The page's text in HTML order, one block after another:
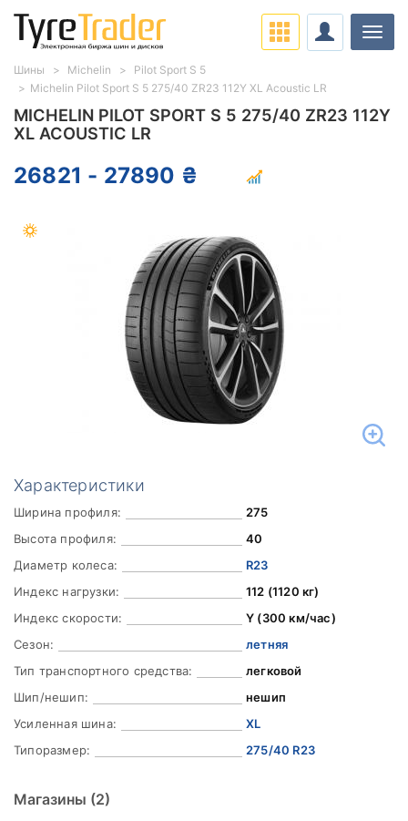
MICHELIN PILOT SPORT S 5 275/40 ZR23 112Y
XL ACOUSTIC LR
26821 - 27890 ₴
Характеристики
Ширина профиля:
275
Высота профиля:
40
Диаметр колеса:
R23
Индекс нагрузки:
112 (1120 кг)
Индекс скорости:
Y (300 км/час)
Сезон:
летняя
Тип транспортного средства:
легковой
Шип/нешип:
нешип
Усиленная шина:
XL
Типоразмер:
275/40 R23
Магазины (2)
Шины Michelin
Pilot Sport S 5
Michelin Pilot Sport S 5 275/40 ZR23 112Y XL Acoustic LR